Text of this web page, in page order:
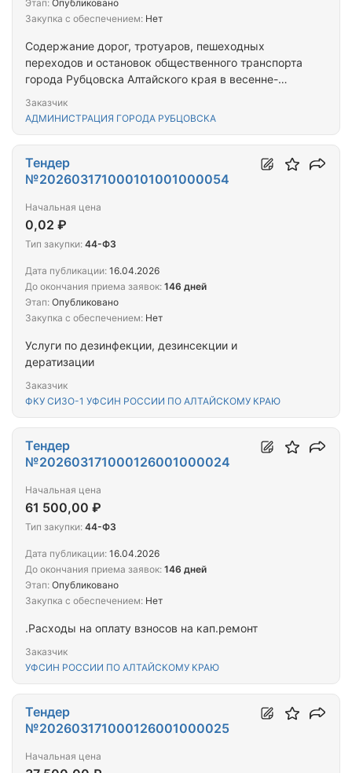
Содержание дорог, тротуаров, пешеходных
переходов и остановок общественного транспорта
города Рубцовска Алтайского края в весенне-
Заказчик
АДМИНИСТРАЦИЯ ГОРОДА РУБЦОВСКА
Этап: Опубликовано
Закупка с обеспечением: Нет
Услуги по дезинфекции, дезинсекции и
дератизации
Заказчик
ФКУ СИЗО-1 УФСИН РОССИИ ПО АЛТАЙСКОМУ КРАЮ
Тендер
№202603171000101001000054
Начальная цена
0,02 ₽
Тип закупки: 44-ФЗ
Дата публикации: 16.04.2026
До окончания приема заявок: 146 дней
Этап: Опубликовано
Закупка с обеспечением: Нет
.Расходы на оплату взносов на кап.ремонт
Заказчик
УФСИН РОССИИ ПО АЛТАЙСКОМУ КРАЮ
Тендер
№202603171000126001000024
Начальная цена
61 500,00 ₽
Тип закупки: 44-ФЗ
Дата публикации: 16.04.2026
До окончания приема заявок: 146 дней
Этап: Опубликовано
Закупка с обеспечением: Нет
Тендер
№202603171000126001000025
Начальная цена